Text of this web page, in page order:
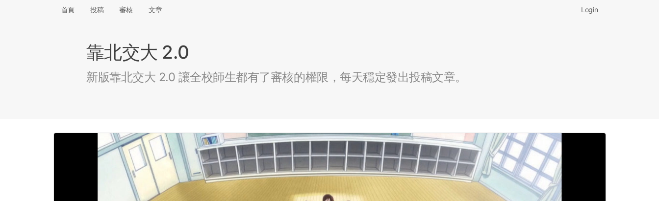
首頁 投稿 審核 文章 Login
靠北交大 2.0
新版靠北交大 2.0 讓全校師生都有了審核的權限，每天穩定發出投稿文章。